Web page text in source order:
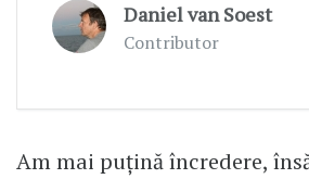
Daniel van Soest
Contributor
Am mai puțină încredere,